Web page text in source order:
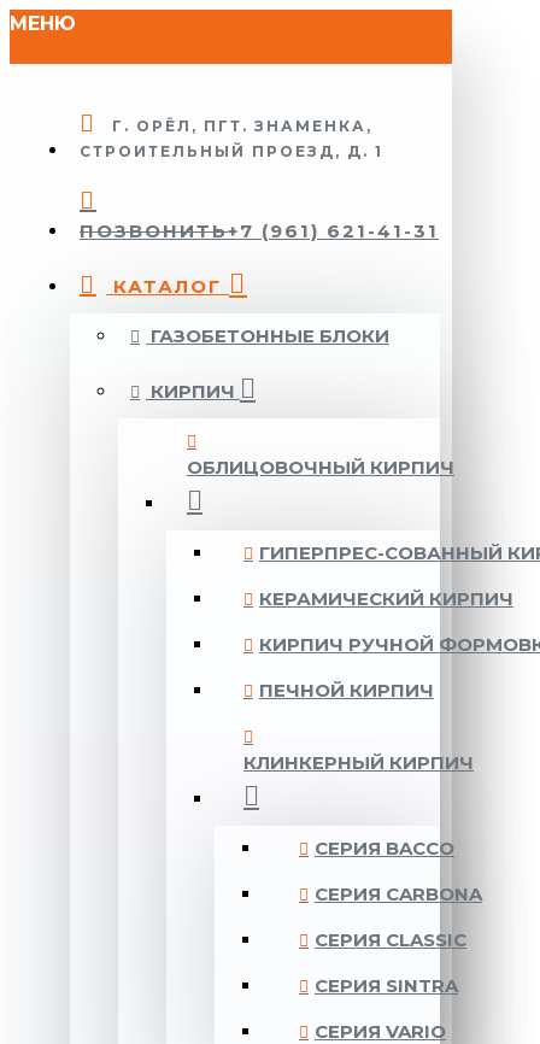
МЕНЮ
Г. ОРЁЛ, ПГТ. ЗНАМЕНКА,
СТРОИТЕЛЬНЫЙ ПРОЕЗД, Д. 1
ПОЗВОНИТЬ+7 (961) 621-41-31
КАТАЛОГ
ГАЗОБЕТОННЫЕ БЛОКИ
КИРПИЧ
ОБЛИЦОВОЧНЫЙ КИРПИЧ
ГИПЕРПРЕС-СОВАННЫЙ
КЕРАМИЧЕСКИЙ КИРПИЧ
КИРПИЧ РУЧНОЙ
ПЕЧНОЙ КИРПИЧ
КЛИНКЕРНЫЙ КИРПИЧ
CЕРИЯ BACCO
CЕРИЯ CARBONA
CЕРИЯ CLASSIC
CЕРИЯ SINTRA
CЕРИЯ VARIO